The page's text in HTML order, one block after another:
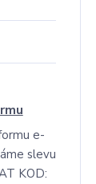
e-
slevu
KOD: